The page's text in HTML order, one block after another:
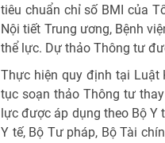
tiêu chuẩn chỉ số BMI của
Nội tiết Trung ương, Bệnh
thể lực. Dự thảo Thông tư
Thực hiện quy định tại Luật
tục soạn thảo Thông tư
lực được áp dụng theo Bộ
Y tế, Bộ Tư pháp, Bộ Tài